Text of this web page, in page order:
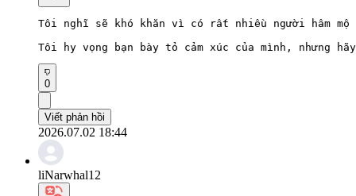
Tôi nghĩ sẽ khó khăn vì có rất nhiều người hâm mộ
Tôi hy vọng bạn bày tỏ cảm xúc của mình, nhưng
0
Viết phản hồi
2026.07.02 18:44
liNarwhal12